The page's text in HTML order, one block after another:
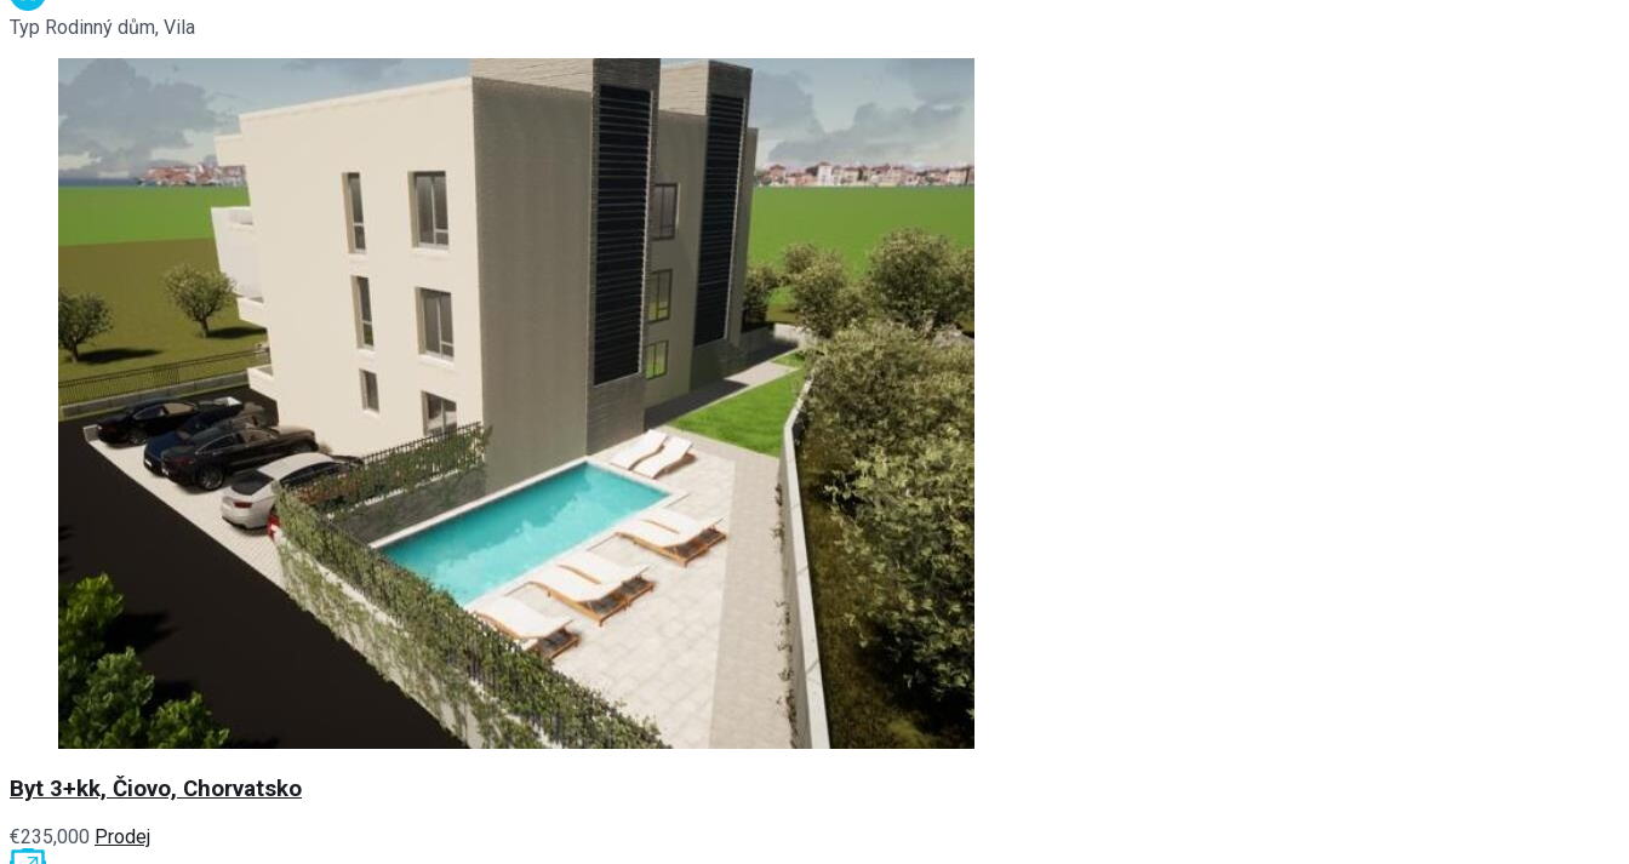
Typ Rodinný dům, Vila
Byt 3+kk, Čiovo, Chorvatsko
€235,000 Prodej